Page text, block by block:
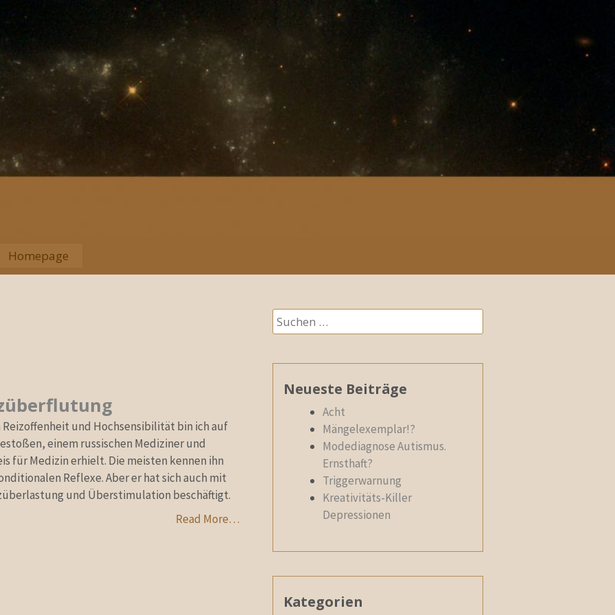
Homepage
Reizoffenheit und Hochsensibilität bin ich auf
einem russischen Mediziner und
für Medizin erhielt. Die meisten kennen ihn
Reflexe. Aber er hat sich auch mit
und Überstimulation beschäftigt.
Read More…
Suchen
nach:
Neueste Beiträge
Acht
Mängelexemplar!?
Modediagnose Autismus.
Ernsthaft?
Triggerwarnung
Kreativitäts-Killer
Depressionen
Kategorien